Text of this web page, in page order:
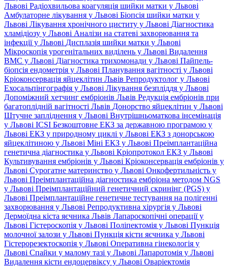
Львові Радіохвильова коагуляція шийки матки у Львові
Амбулаторне лікування у Львові Біопсія шийки матки у
Львові Лікування хронічного циститу у Львові Діагностика
хламідіозу у Львові Аналізи на статеві захворювання та
інфекції у Львові Дисплазія шийки матки у Львові
Мікроскопія урогенітальних виділень у Львові Видалення
ВМС у Львові Діагностика трихомонади у Львові Пайпель-
біопсія ендометрія у Львові Планування вагітності у Львові
Кріоконсервація яйцеклітин Львів Репродуктолог у Львові
Ехосальпінгографія у Львові Лікування безпліддя у Львові
Допоміжний хетчинг ембріонів Львів Редукція ембріонів при
багатоплідній вагітності Львів Донорство яйцеклітин у Львові
Штучне запліднення у Львові Внутрішньоматкова інсемінація
у Львові ICSI Безкоштовне ЕКЗ за державною програмою у
Львові ЕКЗ у природному циклі у Львові ЕКЗ з донорською
яйцеклітиною у Львові Міні ЕКЗ у Львові Преімплантаційна
генетична діагностика у Львові Кріопротокол ЕКЗ у Львові
Культивування ембріонів у Львові Кріоконсервація ембріонів у
Львові Сурогатне материнство у Львові Онкофертильність у
Львові Преімплантаційна діагностика ембріона методом NGS
у Львові Преімплантаційний генетичний скринінг (PGS) у
Львові Преімплантаційне генетичне тестування на полігенні
захворювання у Львові Репродуктивна хірургія у Львові
Дермоїдна кіста яєчника Львів Лапароскопічні операції у
Львові Гістероскопія у Львові Поліпектомія у Львові Пункція
молочної залози у Львові Пункція кісти яєчника у Львові
Гістерорезектоскопія у Львові Оперативна гінекологія у
Львові Спайки у малому тазі у Львові Лапаротомія у Львові
Видалення кісти ендоцервіксу у Львові Оваріектомія